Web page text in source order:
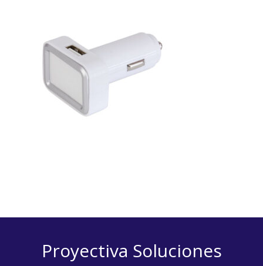
Proyectiva Soluciones